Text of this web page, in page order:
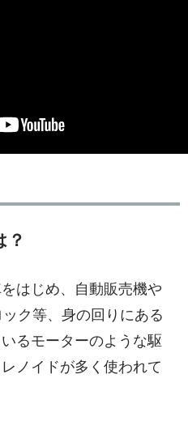
？
はじめ、自動販売機や
ク等、身の回りにある
るモーターのような駆
ノイドが多く使われて